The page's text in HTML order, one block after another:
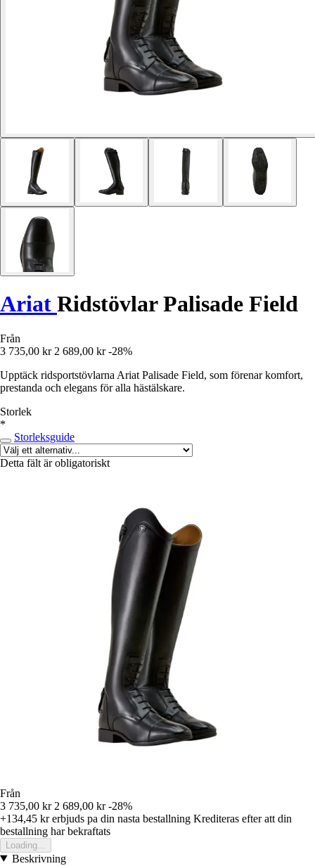
Ariat Ridstövlar Palisade Field
Från
3 735,00 kr 2 689,00 kr -28%
Upptäck ridsportstövlarna Ariat Palisade Field, som förenar komfort,
prestanda och elegans för alla hästälskare.
Storlek
*
Storleksguide
Detta fält är obligatoriskt
Från
3 735,00 kr 2 689,00 kr -28%
+134,45 krerbjuds pa din nasta bestallning Krediteras efter att din
bestallning har bekraftats
Loading...
Beskrivning